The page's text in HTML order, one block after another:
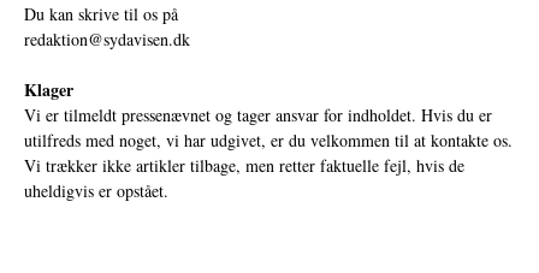
Du kan skrive til os på
redaktion@sydavisen.dk
Klager
Vi er tilmeldt pressenævnet og tager ansvar for indholdet. Hvis du er
utilfreds med noget, vi har udgivet, er du velkommen til at kontakte os.
Vi trækker ikke artikler tilbage, men retter faktuelle fejl, hvis de
uheldigvis er opstået.